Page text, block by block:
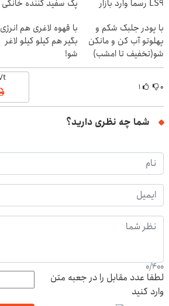
LS9 رسماً وارد بازار
پک سفید کننده خانگی
با پودر جلبک شکم و
پهلوتو آب کن و مانکن
شو(تخفیف تا امشب)
با قهوه لاغری هم انرژی
بگیر هم کیلو کیلو لاغر
شو!
۰ ۱
شما چه نظری دارید؟
0/400
لطفا عدد مقابل را در جعبه متن
وارد کنید